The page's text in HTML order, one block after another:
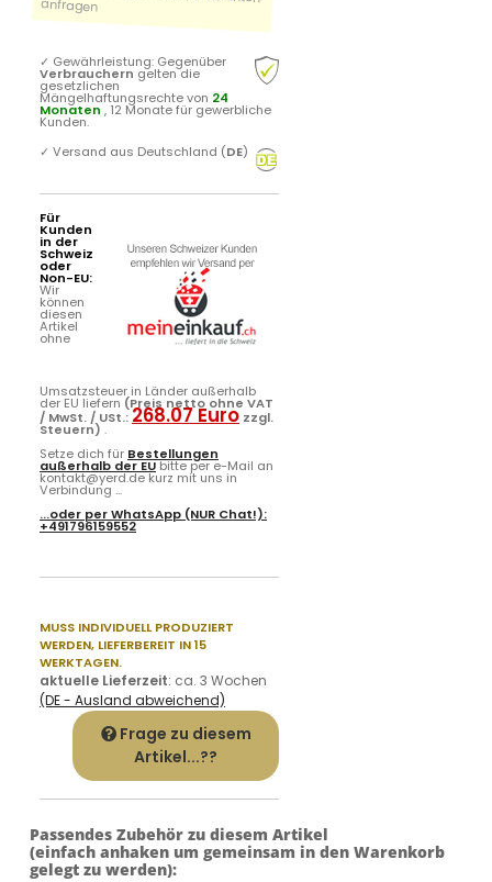
✓ Gewährleistung: Gegenüber
Verbrauchern gelten die
gesetzlichen
Mängelhaftungsrechte von 24
Monaten , 12 Monate für gewerbliche
Kunden.
✓ Versand aus Deutschland (DE)
Für
Kunden
in der
Schweiz
oder
Non-EU:
Wir
können
diesen
Artikel
ohne
Umsatzsteuer in Länder außerhalb
der EU liefern (Preis netto ohne VAT
/ MwSt. / USt.:268.07 Euro zzgl.
Steuern) .
Setze dich für Bestellungen
außerhalb der EUbitte per e-Mail an
kontakt@yerd.de kurz mit uns in
Verbindung ...
...oder perWhatsApp (NUR Chat!):
+491796159552
MUSS INDIVIDUELL PRODUZIERT
WERDEN, LIEFERBEREIT IN 15
WERKTAGEN.
aktuelle Lieferzeit: ca. 3 Wochen
(DE - Ausland abweichend)
Frage zu diesem
Artikel...??
Passendes Zubehör zu diesem Artikel
(einfach anhaken um gemeinsam in den Warenkorb
gelegt zu werden):